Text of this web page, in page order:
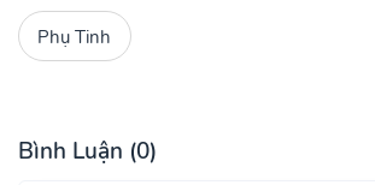
Phụ Tinh
Bình Luận (0)